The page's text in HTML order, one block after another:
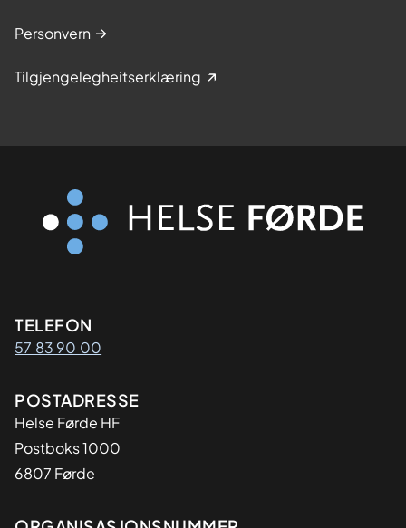
Personvern
Tilgjengelegheitserklæring
Kontaktinformasjon
TELEFON
57 83 90 00
Adresse
POSTADRESSE
Helse Førde HF
Postboks 1000
6807 Førde